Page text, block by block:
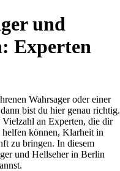
und
Experten
Wahrsager oder einer
bist du hier genau richtig.
an Experten, die dir
können, Klarheit in
zu bringen. In diesem
und Hellseher in Berlin